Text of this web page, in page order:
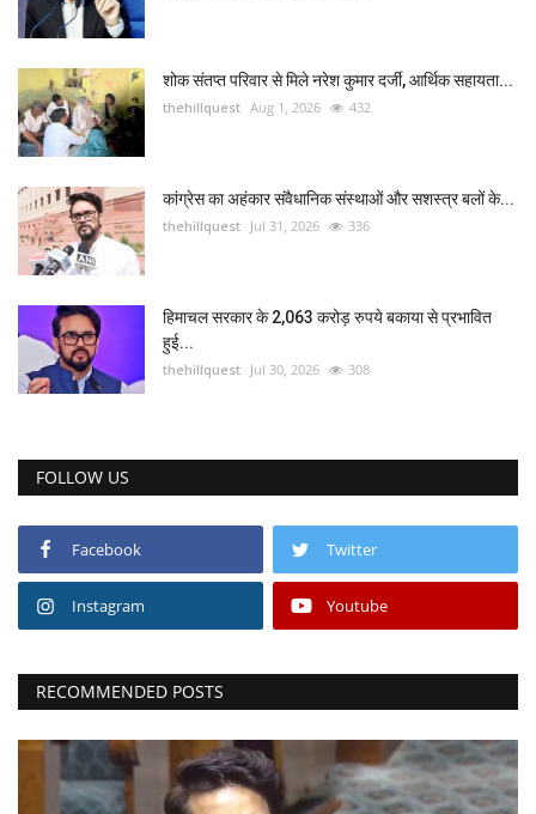
शोक संतप्त परिवार से मिले नरेश कुमार दर्जी, आर्थिक सहायता...
thehillquest Aug 1, 2026 432
कांग्रेस का अहंकार संवैधानिक संस्थाओं और सशस्त्र बलों के...
thehillquest Jul 31, 2026 336
हिमाचल सरकार के 2,063 करोड़ रुपये बकाया से प्रभावित
हुई...
thehillquest Jul 30, 2026 308
FOLLOW US
Facebook Twitter
Instagram Youtube
RECOMMENDED POSTS